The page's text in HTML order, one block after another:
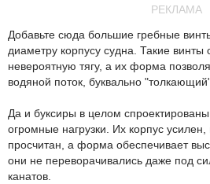
РЕКЛАМА
Добавьте сюда большие гребные
диаметру корпусу судна. Такие винты
невероятную тягу, а их форма
водяной поток, буквально
Да и буксиры в целом
огромные нагрузки. Их корпус
просчитан, а форма обеспечивает
они не переворачивались даже под
канатов.